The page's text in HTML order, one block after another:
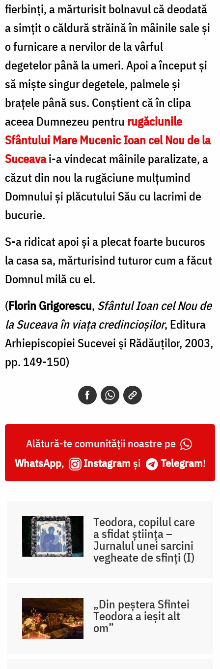
fierbinți, a mărturisit bolnavul că deodată
a simțit o căldură străină în mâinile sale și
o furnicare a nervilor de la vârful
degetelor până la umeri. Apoi a început și
să miște singur degetele, palmele și
brațele până sus. Conștient că în clipa
aceea Dumnezeu pentru rugăciunile
Sfântului Mare Mucenic Ioan cel Nou de la
Suceavai-a vindecat mâinile paralizate, a
căzut din nou la rugăciune mulțumind
Domnului și plăcutului Său cu lacrimi de
bucurie.
S-a ridicat apoi și a plecat foarte bucuros
la casa sa, mărturisind tuturor cum a făcut
Domnul milă cu el.
(Florin Grigorescu, Sfântul Ioan cel Nou de
la Suceava în viața credincioșilor, Editura
Arhiepiscopiei Sucevei și Rădăuților, 2003,
pp. 149-150)
Alătură-te comunității noastre pe
WhatsApp, Instagram și Telegram!
Teodora, copilul care
a sfidat știința –
Jurnalul unei sarcini
vegheate de sfinți (I)
„Din peștera Sfintei
Teodora a ieșit alt
om”